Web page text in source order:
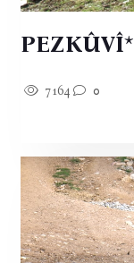
PEZKÛVÎ*
7164 0